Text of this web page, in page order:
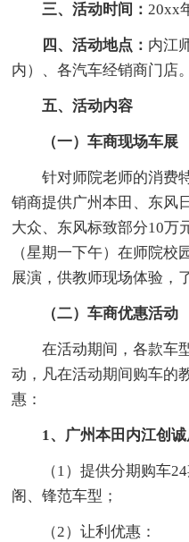
三、活动时间：20xx
四、活动地点： 内江
内）、各汽车经销商门店。
五、活动内容
（一）车商现场车展
针对师院老师的消费
销商提供广州本田、东风
大众、东风标致部分10万
（星期一下午）在师院
展演，供教师现场体验，
（二）车商优惠活动
在活动期间，各款车
动，凡在活动期间购车的
惠：
1、广州本田内江创诚
（1）提供分期购车
阁、锋范车型；
（2）让利优惠：